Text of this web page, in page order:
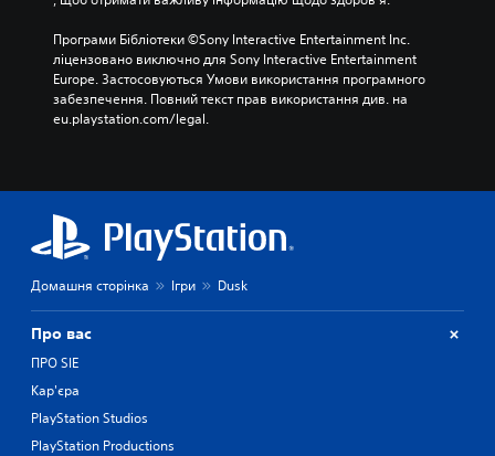
Програми Бібліотеки ©Sony Interactive Entertainment Inc.
ліцензовано виключно для Sony Interactive Entertainment
Europe. Застосовуються Умови використання програмного
забезпечення. Повний текст прав використання див. на
eu.playstation.com/legal.
Домашня сторінка Ігри Dusk
Про вас
ПРО SIE
Кар'єра
PlayStation Studios
PlayStation Productions